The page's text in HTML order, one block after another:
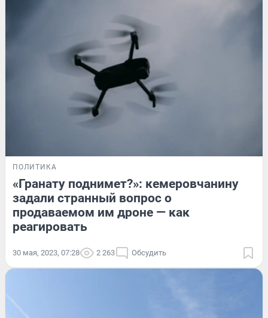
ПОЛИТИКА
«Гранату поднимет?»: кемеровчанину
задали странный вопрос о
продаваемом им дроне — как
реагировать
30 мая, 2023, 07:28 2 263 Обсудить